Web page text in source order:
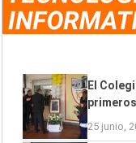
El
25 junio,